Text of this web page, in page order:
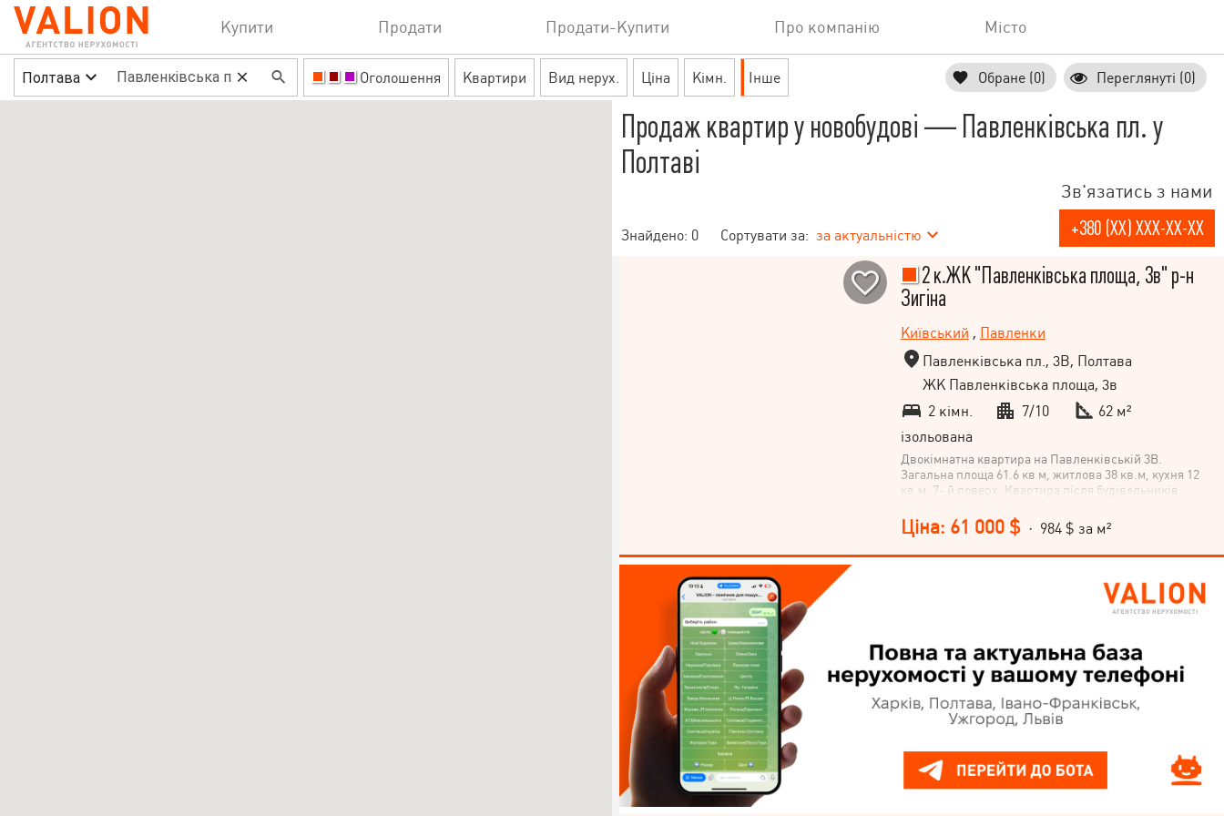
Купити Продати Продати-Купити Про компанію Місто
Полтава Оголошення Квартири Вид нерух. Ціна Кімн. Інше Обране (0) Переглянуті (0)
Продаж квартир у новобудові — Павленківська пл. у
Полтаві
Знайдено: 0 Сортувати за: за актуальністю
Зв'язатись з нами
+380 (XX) XXX-XX-XX
2 к.ЖК "Павленківська площа, 3в" р-н
Зигіна
Київський , Павленки
Павленківська пл., 3В, Полтава
ЖК Павленківська площа, 3в
2 кімн.
7/10
62 м²
ізольована
Двокімнатна квартира на Павленківській 3В.
Загальна площа 61.6 кв м, житлова 38 кв.м, кухня 12
кв.м. 7- й поверх. Квартира після будівельників.
Змонтована електропроводка. Можлива іпотека.
Національна агенція нерухомості VALION ( Полтава,
Львів, Ужгород, Київ, Харків та ще 5 міст України)
ринку нерухомості створює розуміння ринку всього за
20-40 хвилин; * рекомендації експерта, як правильно
діяти за поточних умов; * допомога у прийнятті
Ціна: 61 000 $· 984 $ за м²